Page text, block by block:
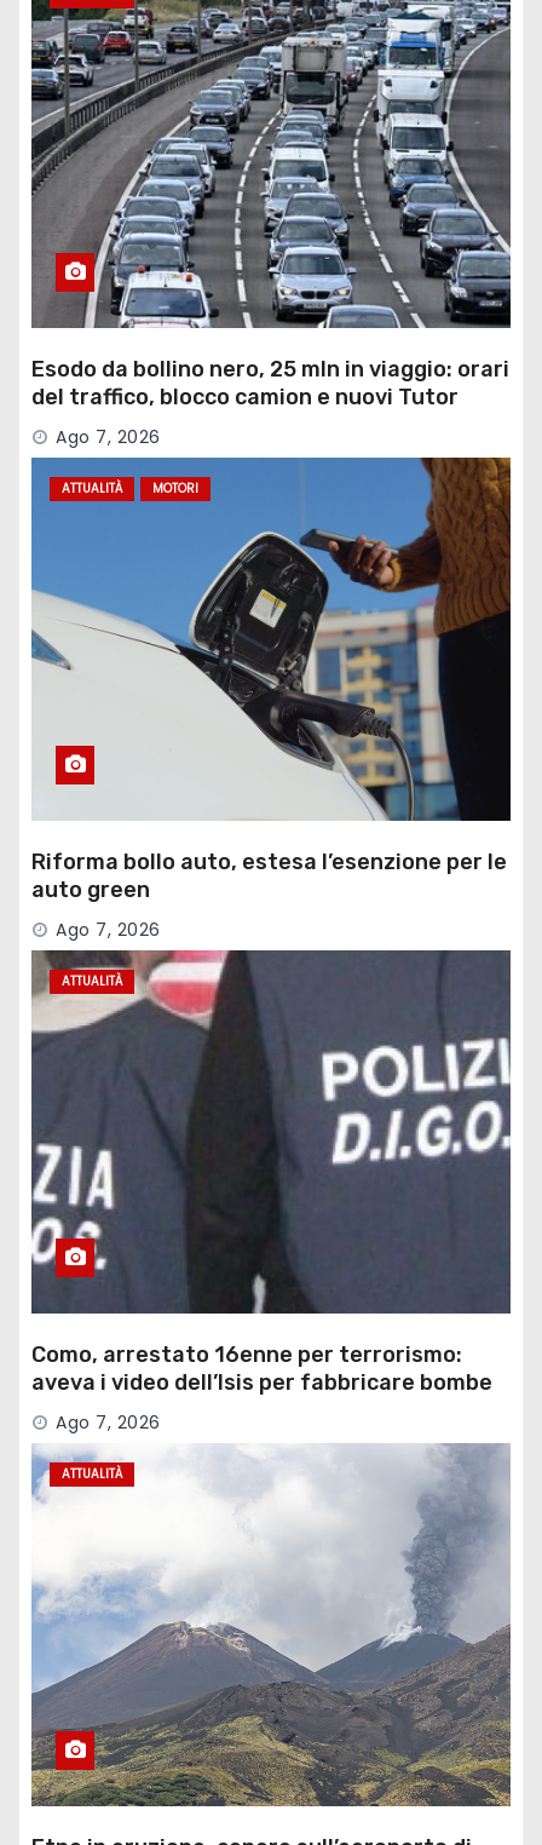
Esodo da bollino nero, 25 mln in viaggio: orari
del traffico, blocco camion e nuovi Tutor
Ago 7, 2026
ATTUALITÀ MOTORI
Riforma bollo auto, estesa l’esenzione per le
auto green
Ago 7, 2026
ATTUALITÀ
Como, arrestato 16enne per terrorismo:
aveva i video dell’Isis per fabbricare bombe
Ago 7, 2026
ATTUALITÀ